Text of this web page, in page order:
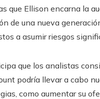
que Ellison encarna la
de una nueva
a asumir riesgos
que los analistas
podría llevar a cabo
como aumentar su